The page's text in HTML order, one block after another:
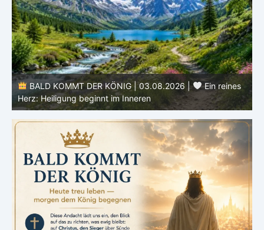
DER KÖNIG | 03.08.2026 |
Ein reines
im Inneren
BALD KOMMT
ähnlicher werden: